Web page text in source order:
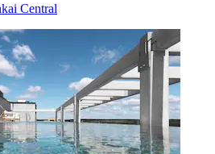
Central